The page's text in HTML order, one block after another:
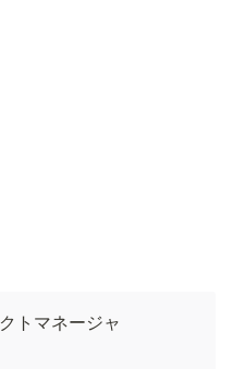
トマネージャ